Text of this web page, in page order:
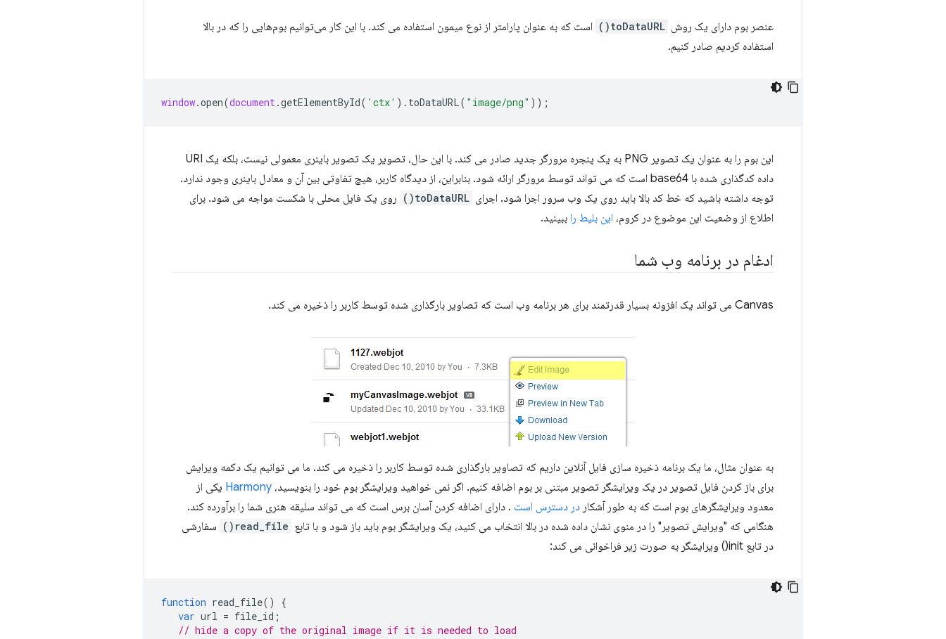
عنصر بوم دارای یک روش toDataURL()
است که به عنوان پارامتر از نوع میمون استفاده می کند. با این کار می‌توانیم بوم‌هایی را که در بالا
استفاده کردیم صادر کنیم.
window.open(document.getElementById( 'ctx' ). toDataURL( "image/png" ));
این بوم را به عنوان یک تصویر PNG به یک پنجره مرورگر جدید صادر می کند. با این حال، تصویر یک تصویر باینری معمولی نیست، بلکه یک URI
داده کدگذاری شده با base64 است که می تواند توسط مرورگر ارائه شود. بنابراین، از دیدگاه کاربر، هیچ تفاوتی بین آن و معادل باینری وجود ندارد.
توجه داشته باشید که خط کد بالا باید روی یک وب سرور اجرا شود. اجرای toDataURL()
روی یک فایل محلی با شکست مواجه می شود. برای
اطلاع از وضعیت این موضوع در کروم، این بلیط را ببینید.
ادغام در برنامه وب شما
Canvas می تواند یک افزونه بسیار قدرتمند برای هر برنامه وب است که تصاویر بارگذاری شده توسط کاربر را ذخیره می کند.
به عنوان مثال، ما یک برنامه ذخیره سازی فایل آنلاین داریم که تصاویر بارگذاری شده توسط کاربر را ذخیره می کند. ما می توانیم یک دکمه ویرایش
برای باز کردن فایل تصویر در یک ویرایشگر تصویر مبتنی بر بوم اضافه کنیم. اگر نمی خواهید ویرایشگر بوم خود را بنویسید، Harmony یکی از
معدود ویرایشگرهای بوم است که به طور آشکار در دسترس است . دارای اضافه کردن آسان برس است که می تواند سلیقه هنری شما را برآورده کند.
هنگامی که "ویرایش تصویر" را در منوی نشان داده شده در بالا انتخاب می کنید، یک ویرایشگر بوم باید باز شود و با تابع read_file()
سفارشی
در تابع init() ویرایشگر به صورت زیر فراخوانی می کند:
function read_file()
{
var url = file_id ;
// hide a copy of the original image if it is needed to load